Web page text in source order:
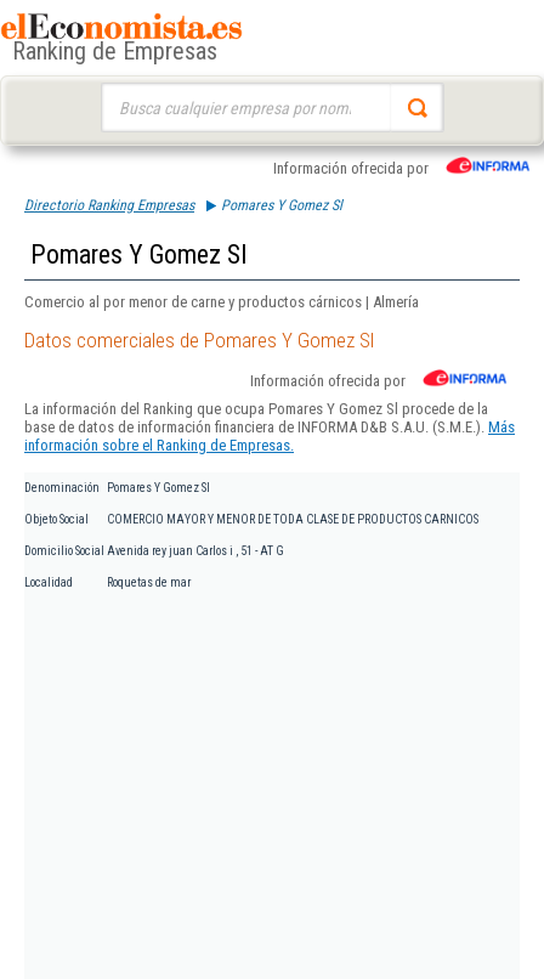
Ranking de Empresas
Información ofrecida por
Directorio Ranking Empresas Pomares Y Gomez Sl
Pomares Y Gomez Sl
Comercio al por menor de carne y productos cárnicos | Almería
Datos comerciales de Pomares Y Gomez Sl
Información ofrecida por
La información del Ranking que ocupa Pomares Y Gomez Sl procede de la
base de datos de información financiera de INFORMA D&B S.A.U. (S.M.E.). Más
información sobre el Ranking de Empresas.
Denominación Pomares Y Gomez Sl
Objeto Social COMERCIO MAYOR Y MENOR DE TODA CLASE DE PRODUCTOS CARNICOS
Domicilio Social Avenida rey juan Carlos i , 51 - AT G
Localidad Roquetas de mar